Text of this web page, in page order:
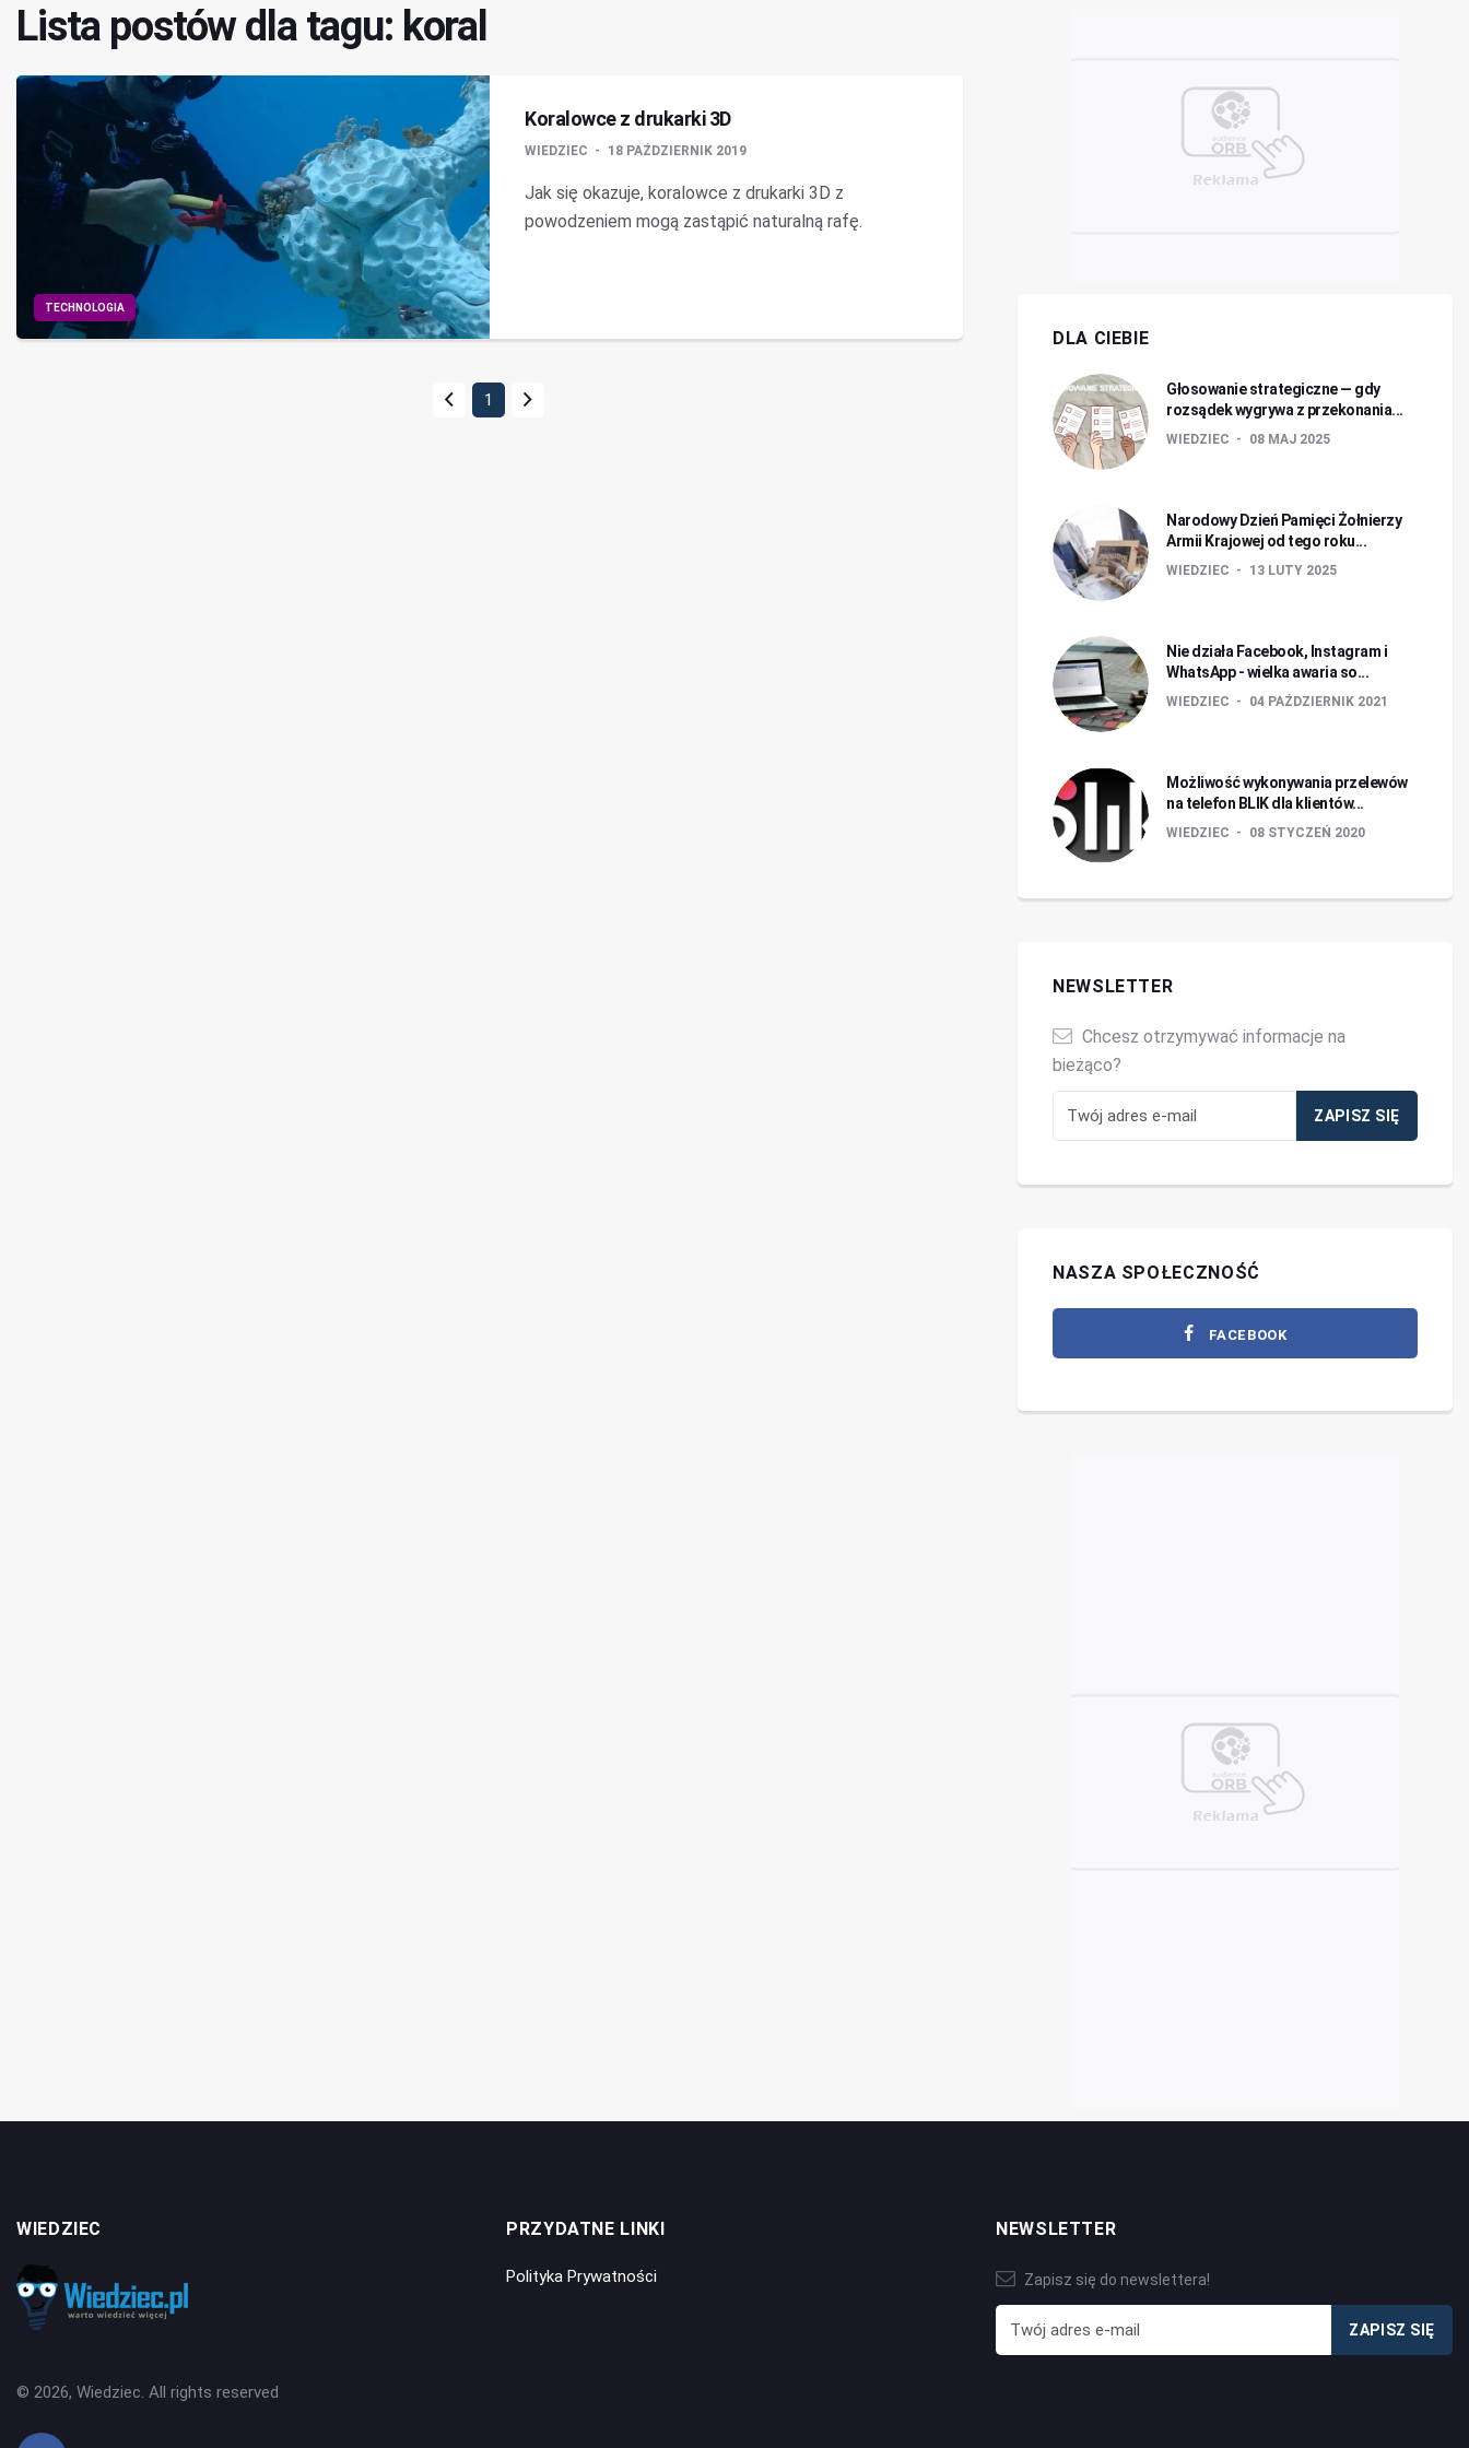
Lista postów dla tagu: koral
TECHNOLOGIA
Koralowce z drukarki 3D
WIEDZIEC 18 PAŹDZIERNIK 2019
Jak się okazuje, koralowce z drukarki 3D z
powodzeniem mogą zastąpić naturalną rafę.
1
DLA CIEBIE
Głosowanie strategiczne — gdy
rozsądek wygrywa z przekonania...
WIEDZIEC 08 MAJ 2025
Narodowy Dzień Pamięci Żołnierzy
Armii Krajowej od tego roku...
WIEDZIEC 13 LUTY 2025
Nie działa Facebook, Instagram i
WhatsApp - wielka awaria so...
WIEDZIEC 04 PAŹDZIERNIK 2021
Możliwość wykonywania przelewów
na telefon BLIK dla klientów...
WIEDZIEC 08 STYCZEŃ 2020
NEWSLETTER
Chcesz otrzymywać informacje na
bieżąco?
NASZA SPOŁECZNOŚĆ
FACEBOOK
WIEDZIEC
© 2026, Wiedziec. All rights reserved
PRZYDATNE LINKI
Polityka Prywatności
NEWSLETTER
Zapisz się do newslettera!